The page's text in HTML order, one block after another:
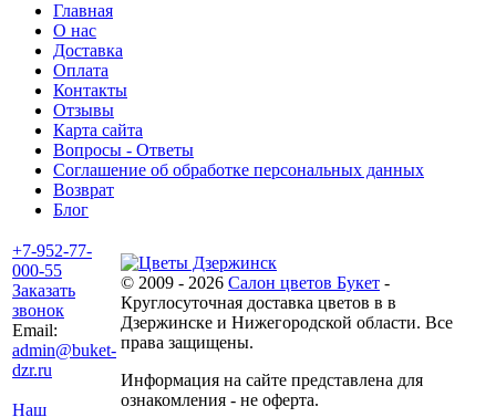
Главная
О нас
Доставка
Оплата
Контакты
Отзывы
Карта сайта
Вопросы - Ответы
Соглашение об обработке персональных данных
Возврат
Блог
+7-952-77-
000-55
Заказать
звонок
Email:
admin@buket-
dzr.ru
Наш
© 2009 - 2026 Салон цветов Букет -
Круглосуточная доставка цветов в в
Дзержинске и Нижегородской области. Все
права защищены.
Информация на сайте представлена для
ознакомления - не оферта.